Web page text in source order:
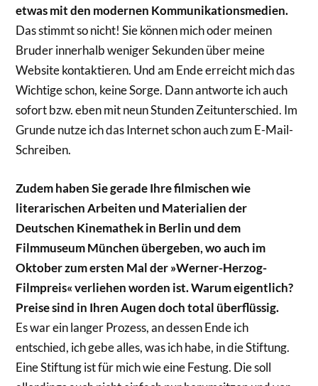
etwas mit den modernen Kommunikationsmedien.
Das stimmt so nicht! Sie können mich oder meinen
Bruder innerhalb weniger Sekunden über meine
Website kontaktieren. Und am Ende erreicht mich das
Wichtige schon, keine Sorge. Dann antworte ich auch
sofort bzw. eben mit neun Stunden Zeitunterschied. Im
Grunde nutze ich das Internet schon auch zum E-Mail-
Schreiben.
Zudem haben Sie gerade Ihre filmischen wie
literarischen Arbeiten und Materialien der
Deutschen Kinemathek in Berlin und dem
Filmmuseum München übergeben, wo auch im
Oktober zum ersten Mal der »Werner-Herzog-
Filmpreis« verliehen worden ist. Warum eigentlich?
Preise sind in Ihren Augen doch total überflüssig.
Es war ein langer Prozess, an dessen Ende ich
entschied, ich gebe alles, was ich habe, in die Stiftung.
Eine Stiftung ist für mich wie eine Festung. Die soll